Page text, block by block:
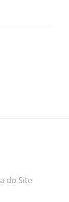
do Site